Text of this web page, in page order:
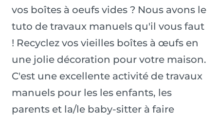
vos boîtes à oeufs vides ? Nous avons le
tuto de travaux manuels qu'il vous faut
! Recyclez vos vieilles boîtes à œufs en
une jolie décoration pour votre maison.
C'est une excellente activité de travaux
manuels pour les les enfants, les
parents et la/le baby-sitter à faire